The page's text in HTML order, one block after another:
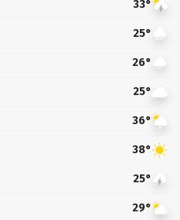
33°
25°
26°
25°
36°
38°
25°
29°